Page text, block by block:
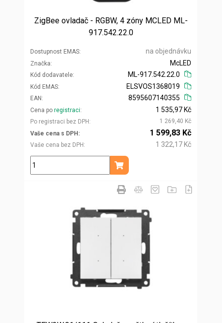
ZigBee ovladač - RGBW, 4 zóny MCLED ML-
917.542.22.0
Dostupnost EMAS na objednávku
Značka
Kód dodavatele
McLED
ML-917.542.22.0
Kód EMAS
EAN
ELSVOS1368019
8595607140355
Cena po registraci
Po registraci bez DPH
1 535,97 Kč
1 269,40 Kč
Vaše cena s DPH
Vaše cena bez DPH
1 599,83 Kč
1 322,17 Kč
ks
Přidat do košíku